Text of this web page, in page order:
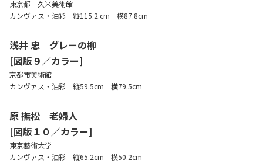
東京都 久米美術館
カンヴァス・油彩 縦115.2.cm 横87.8cm
浅井 忠 グレーの柳
[図版９／カラー]
京都市美術館
カンヴァス・油彩 縦59.5cm 横79.5cm
原 撫松 老婦人
[図版１０／カラー]
東京藝術大学
カンヴァス・油彩 縦65.2cm 横50.2cm